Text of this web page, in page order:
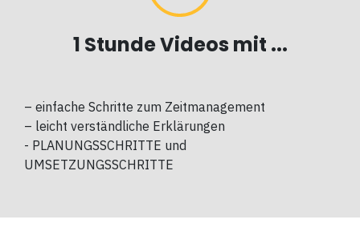
1 Stunde Videos mit ...
– einfache Schritte zum Zeitmanagement
– leicht verständliche Erklärungen
- PLANUNGSSCHRITTE und
UMSETZUNGSSCHRITTE